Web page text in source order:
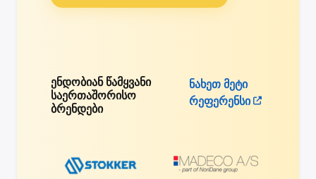
ენდობიან წამყვანი
საერთაშორისო
ბრენდები
ნახეთ მეტი
რეფერენსი